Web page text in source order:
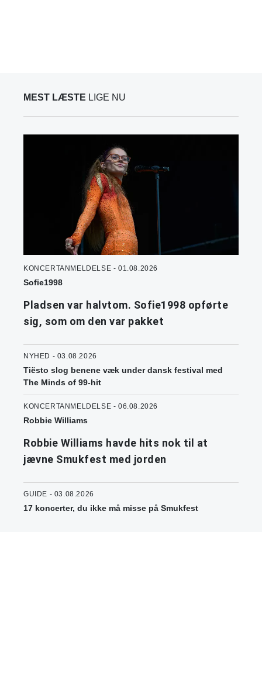
MEST LÆSTE LIGE NU
KONCERTANMELDELSE - 01.08.2026
Sofie1998
Pladsen var halvtom. Sofie1998 opførte
sig, som om den var pakket
NYHED - 03.08.2026
Tiësto slog benene væk under dansk festival med
The Minds of 99-hit
KONCERTANMELDELSE - 06.08.2026
Robbie Williams
Robbie Williams havde hits nok til at
jævne Smukfest med jorden
GUIDE - 03.08.2026
17 koncerter, du ikke må misse på Smukfest